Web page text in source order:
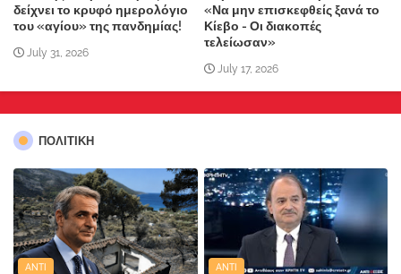
δείχνει το κρυφό ημερολόγιο
του «αγίου» της πανδημίας!
July 31, 2026
«Να μην επισκεφθείς ξανά το
Κίεβο - Οι διακοπές
τελείωσαν»
July 17, 2026
ΠΟΛΙΤΙΚΗ
ANTI ANTI